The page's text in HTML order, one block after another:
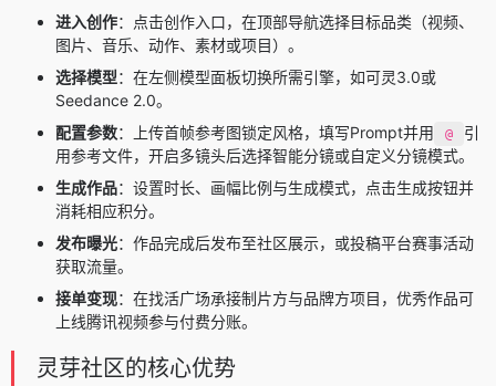
进入创作：点击创作入口，在顶部导航选择目标品类（视频、
图片、音乐、动作、素材或项目）。
选择模型：在左侧模型面板切换所需引擎，如可灵3.0或
Seedance 2.0。
配置参数：上传首帧参考图锁定风格，填写Prompt并用 @
引
用参考文件，开启多镜头后选择智能分镜或自定义分镜模式。
生成作品：设置时长、画幅比例与生成模式，点击生成按钮并
消耗相应积分。
发布曝光：作品完成后发布至社区展示，或投稿平台赛事活动
获取流量。
接单变现：在找活广场承接制片方与品牌方项目，优秀作品可
上线腾讯视频参与付费分账。
灵芽社区的核心优势